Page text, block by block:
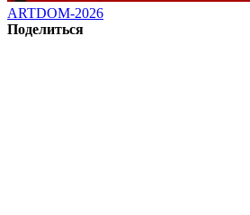
ARTDOM-2026
Поделиться